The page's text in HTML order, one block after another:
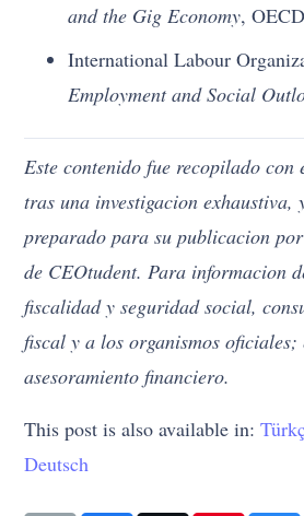
and the Gig Economy,
International Labour
Employment and Social
Este contenido fue recopilado con
tras una investigacion exhaustiva,
preparado para su publicacion
de CEOtudent. Para informacion
fiscalidad y seguridad social,
fiscal y a los organismos oficiales;
asesoramiento financiero.
This post is also available in:
Deutsch